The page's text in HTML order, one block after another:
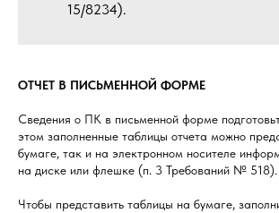
15/8234).
ОТЧЕТ В ПИСЬМЕННОЙ ФОРМЕ
Сведения о ПК в письменной форме
этом заполненные таблицы отчета можно
бумаге, так и на электронном носителе
на диске или флешке (п. 3 Требований № 518).
Чтобы представить таблицы на бумаге,